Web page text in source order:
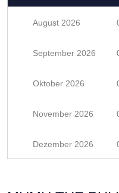
August 2026
September 2026
Oktober 2026
November 2026
Dezember 2026